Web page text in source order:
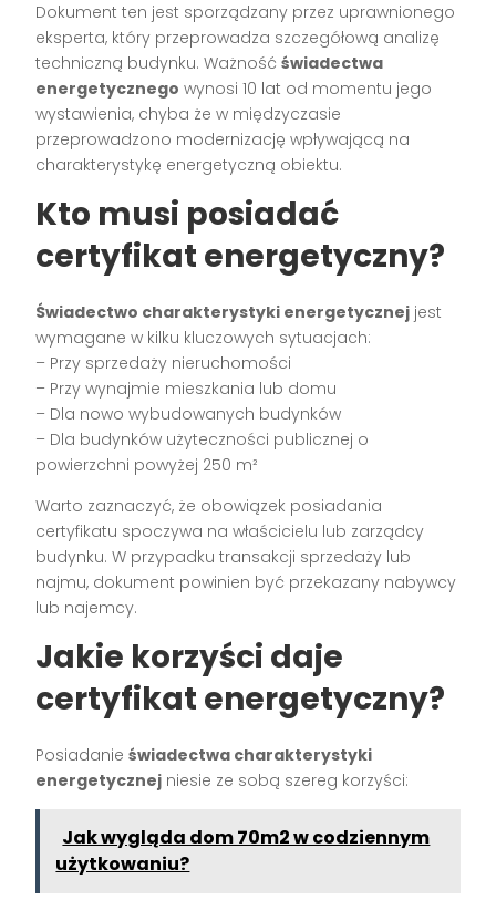
Dokument ten jest sporządzany przez uprawnionego
eksperta, który przeprowadza szczegółową analizę
techniczną budynku. Ważnośćświadectwa
energetycznego wynosi 10 lat od momentu jego
wystawienia, chyba że w międzyczasie
przeprowadzono modernizację wpływającą na
charakterystykę energetyczną obiektu.
Kto musi posiadać
certyfikat energetyczny?
Świadectwo charakterystyki energetycznej jest
wymagane w kilku kluczowych sytuacjach:
– Przy sprzedaży nieruchomości
– Przy wynajmie mieszkania lub domu
– Dla nowo wybudowanych budynków
– Dla budynków użyteczności publicznej o
powierzchni powyżej 250 m²
Warto zaznaczyć, że obowiązek posiadania
certyfikatu spoczywa na właścicielu lub zarządcy
budynku. W przypadku transakcji sprzedaży lub
najmu, dokument powinien być przekazany nabywcy
lub najemcy.
Jakie korzyści daje
certyfikat energetyczny?
Posiadanieświadectwa charakterystyki
energetycznej niesie ze sobą szereg korzyści:
Jak wygląda dom 70m2 w codziennym
użytkowaniu?